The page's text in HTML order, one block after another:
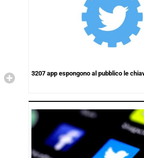
3207 app espongono al pubblico le